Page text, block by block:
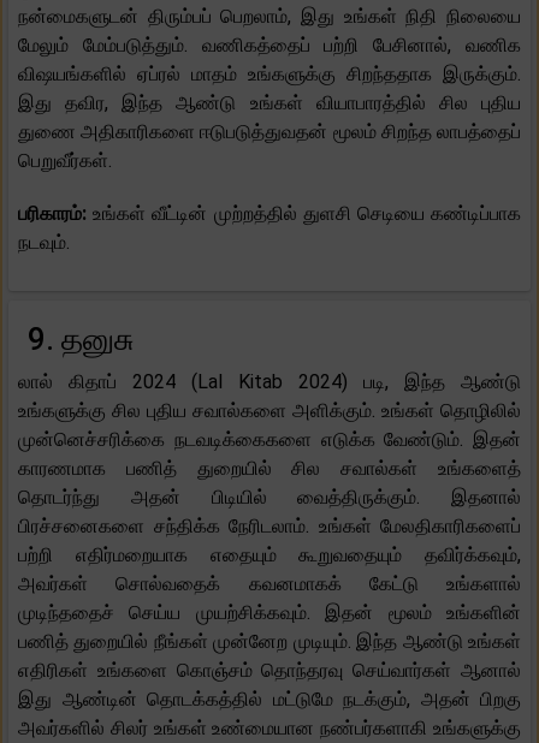
நன்மைகளுடன் திரும்பப் பெறலாம், இது உங்கள் நிதி நிலையை
மேலும் மேம்படுத்தும். வணிகத்தைப் பற்றி பேசினால், வணிக
விஷயங்களில் ஏப்ரல் மாதம் உங்களுக்கு சிறந்ததாக இருக்கும்.
இது தவிர, இந்த ஆண்டு உங்கள் வியாபாரத்தில் சில புதிய
துணை அதிகாரிகளை ஈடுபடுத்துவதன் மூலம் சிறந்த லாபத்தைப்
பெறுவீர்கள்.
பரிகாரம்:உங்கள் வீட்டின் முற்றத்தில் துளசி செடியை கண்டிப்பாக
நடவும்.
9. தனுசு
லால் கிதாப் 2024 (Lal Kitab 2024) படி, இந்த ஆண்டு
உங்களுக்கு சில புதிய சவால்களை அளிக்கும். உங்கள் தொழிலில்
முன்னெச்சரிக்கை நடவடிக்கைகளை எடுக்க வேண்டும். இதன்
காரணமாக பணித் துறையில் சில சவால்கள் உங்களைத்
தொடர்ந்து அதன் பிடியில் வைத்திருக்கும். இதனால்
பிரச்சனைகளை சந்திக்க நேரிடலாம். உங்கள் மேலதிகாரிகளைப்
பற்றி எதிர்மறையாக எதையும் கூறுவதையும் தவிர்க்கவும்,
அவர்கள் சொல்வதைக் கவனமாகக் கேட்டு உங்களால்
முடிந்ததைச் செய்ய முயற்சிக்கவும். இதன் மூலம் உங்களின்
பணித் துறையில் நீங்கள் முன்னேற முடியும். இந்த ஆண்டு உங்கள்
எதிரிகள் உங்களை கொஞ்சம் தொந்தரவு செய்வார்கள் ஆனால்
இது ஆண்டின் தொடக்கத்தில் மட்டுமே நடக்கும், அதன் பிறகு
அவர்களில் சிலர் உங்கள் உண்மையான நண்பர்களாகி உங்களுக்கு